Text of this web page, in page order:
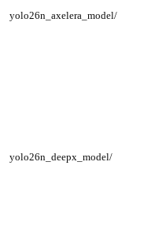
yolo26n_axelera_model/
yolo26n_deepx_model/